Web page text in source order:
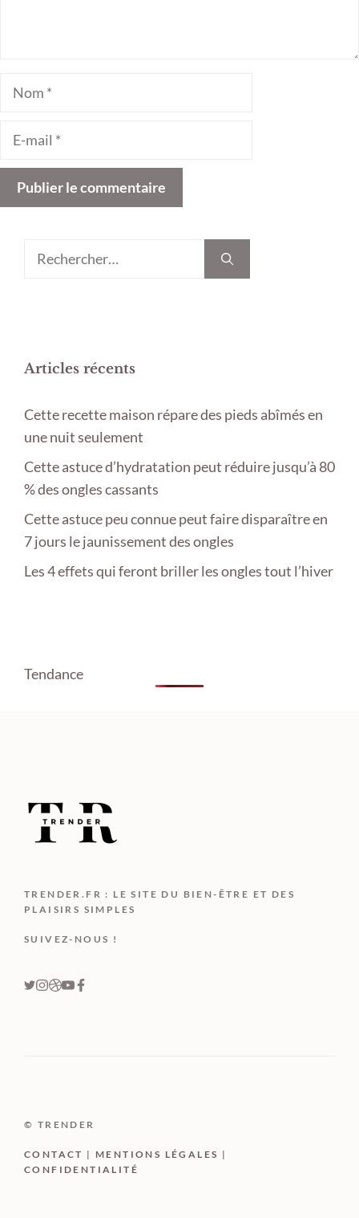
Nom
Rechercher :
Articles récents
Cette recette maison répare des pieds abîmés en
une nuit seulement
Cette astuce d’hydratation peut réduire jusqu’à 80
% des ongles cassants
Cette astuce peu connue peut faire disparaître en
7 jours le jaunissement des ongles
Les 4 effets qui feront briller les ongles tout l’hiver
Tendance
TRENDER.FR : LE SITE DU BIEN-ÊTRE ET DES
PLAISIRS SIMPLES
SUIVEZ-NOUS !
© TRENDER
CONTACT | MENTIONS LÉGALES |
CONFIDENTIALITÉ